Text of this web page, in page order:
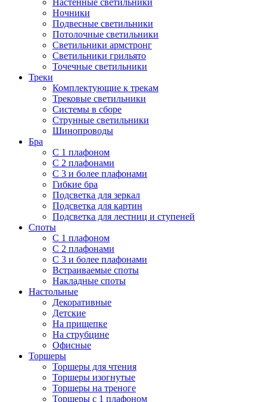
Настенные светильники
Ночники
Подвесные светильники
Потолочные светильники
Светильники армстронг
Светильники грильято
Точечные светильники
Треки
Комплектующие к трекам
Трековые светильники
Системы в сборе
Струнные светильники
Шинопроводы
Бра
С 1 плафоном
С 2 плафонами
С 3 и более плафонами
Гибкие бра
Подсветка для зеркал
Подсветка для картин
Подсветка для лестниц и ступеней
Споты
С 1 плафоном
С 2 плафонами
С 3 и более плафонами
Встраиваемые споты
Накладные споты
Настольные
Декоративные
Детские
На прищепке
На струбцине
Офисные
Торшеры
Торшеры для чтения
Торшеры изогнутые
Торшеры на треноге
Торшеры с 1 плафоном